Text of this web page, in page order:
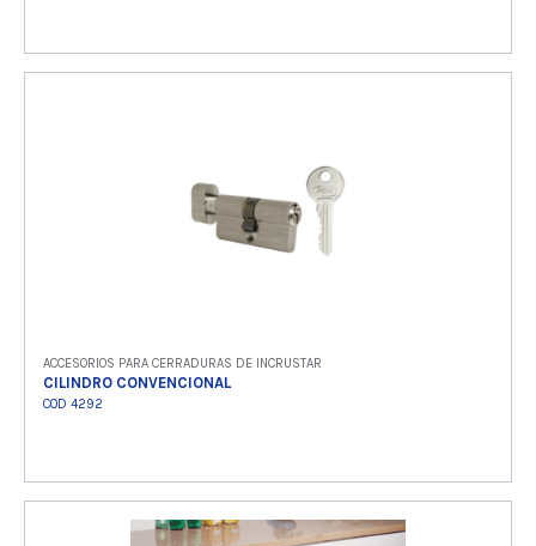
ACCESORIOS PARA CERRADURAS DE INCRUSTAR
CILINDRO CONVENCIONAL
COD 4292
Ver producto